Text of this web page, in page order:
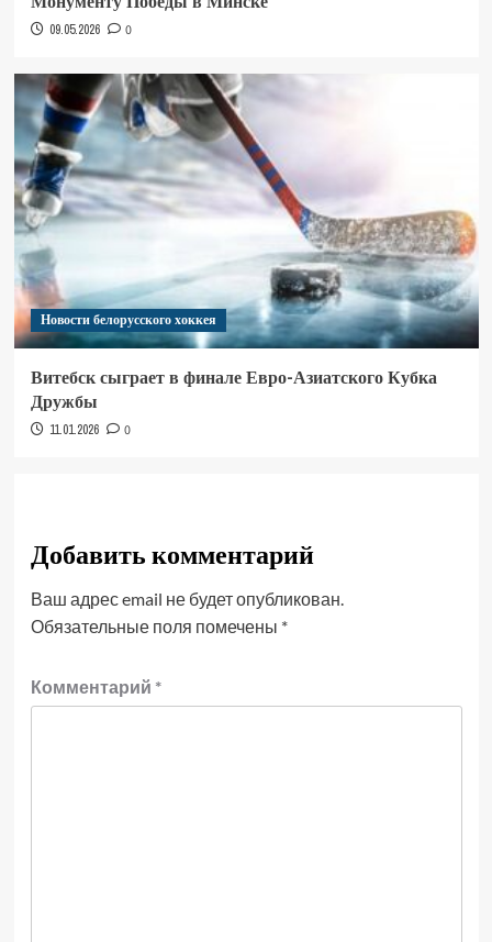
09.05.2026 0
Новости белорусского хоккея
Витебск сыграет в финале Евро-Азиатского Кубка
Дружбы
11.01.2026 0
Добавить комментарий
Ваш адрес email не будет опубликован.
Обязательные поля помечены *
Комментарий *